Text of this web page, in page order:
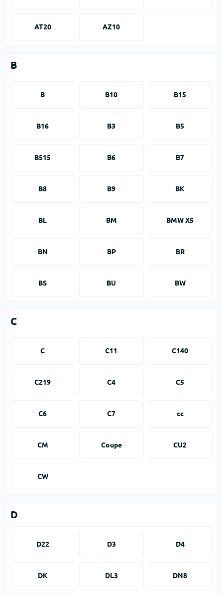
AT20 AZ10
B
B B10 B15
B16 B3 B5
B515 B6 B7
B8 B9 BK
BL BM BMW X5
BN BP BR
BS BU BW
C
C C11 C140
C219 C4 C5
C6 C7 cc
CM Coupe CU2
CW
D
D22 D3 D4
DK DL3 DN8